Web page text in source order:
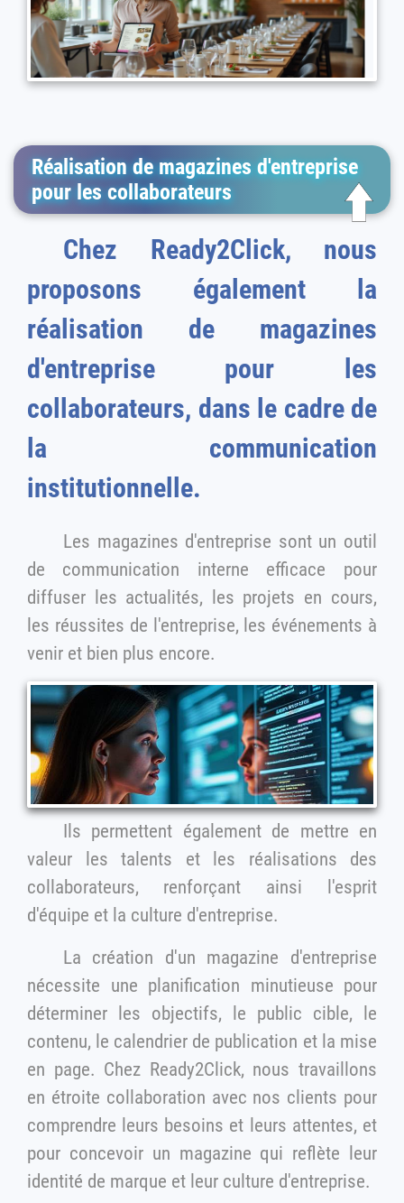
Réalisation de magazines d'entreprise
pour les collaborateurs
Chez Ready2Click, nous
proposons également la
réalisation de magazines
d'entreprise pour les
collaborateurs, dans le cadre de
la communication
institutionnelle.
Les magazines d'entreprise sont un outil
de communication interne efficace pour
diffuser les actualités, les projets en cours,
les réussites de l'entreprise, les événements à
venir et bien plus encore.
Ils permettent également de mettre en
valeur les talents et les réalisations des
collaborateurs, renforçant ainsi l'esprit
d'équipe et la culture d'entreprise.
La création d'un magazine d'entreprise
nécessite une planification minutieuse pour
déterminer les objectifs, le public cible, le
contenu, le calendrier de publication et la mise
en page. Chez Ready2Click, nous travaillons
en étroite collaboration avec nos clients pour
comprendre leurs besoins et leurs attentes, et
pour concevoir un magazine qui reflète leur
identité de marque et leur culture d'entreprise.